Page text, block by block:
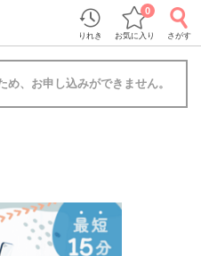
りれき お気に入り
0
さがす
、お申し込みができません。